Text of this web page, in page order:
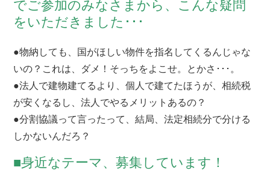
でご参加のみなさまから、こんな疑問
をいただきました･･･
●物納しても、国がほしい物件を指名してくるんじゃな
いの？これは、ダメ！そっちをよこせ。とかさ･･･。
●法人で建物建てるより、個人で建てたほうが、相続税
が安くなるし、法人でやるメリットあるの？
●分割協議って言ったって、結局、法定相続分で分ける
しかないんだろ？
■身近なテーマ、募集しています！